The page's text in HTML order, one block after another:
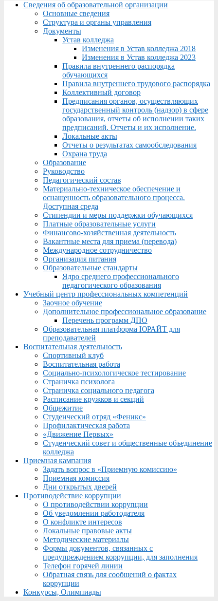
Menu
Сведения об образовательной организации
Основные сведения
Структура и органы управления
Документы
Устав колледжа
Изменения в Устав колледжа 2018
Изменения в Устав колледжа 2023
Правила внутреннего распорядка
обучающихся
Правила внутреннего трудового распорядка
Коллективный договор
Предписания органов, осуществляющих
государственный контроль (надзор) в сфере
образования, отчеты об исполнении таких
предписаний. Отчеты и их исполнение.
Локальные акты
Отчеты о результатах самообследования
Охрана труда
Образование
Руководство
Педагогический состав
Материально-техническое обеспечение и
оснащенность образовательного процесса.
Доступная среда
Стипендии и меры поддержки обучающихся
Платные образовательные услуги
Финансово-хозяйственная деятельность
Вакантные места для приема (перевода)
Международное сотрудничество
Организация питания
Образовательные стандарты
Ядро среднего профессионального
педагогического образования
Учебный центр профессиональных компетенций
Заочное обучение
Дополнительное профессиональное образование
Перечень программ ДПО
Образовательная платформа ЮРАЙТ для
преподавателей
Воспитательная деятельность
Спортивный клуб
Воспитательная работа
Социально-психологическое тестирование
Страничка психолога
Страничка социального педагога
Расписание кружков и секций
Общежитие
Студенческий отряд «Феникс»
Профилактическая работа
«Движение Первых»
Студенческий совет и общественные объединение
колледжа
Приемная кампания
Задать вопрос в «Приемную комиссию»
Приемная комиссия
Дни открытых дверей
Противодействие коррупции
О противодействии коррупции
Об уведомлении работодателя
О конфликте интересов
Локальные правовые акты
Методические материалы
Формы документов, связанных с
предупреждением коррупции, для заполнения
Телефон горячей линии
Обратная связь для сообщений о фактах
коррупции
Конкурсы, Олимпиады